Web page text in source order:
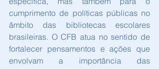
cumprimento de políticas públicas no
âmbito das bibliotecas escolares
brasileiras. O CFB atua no sentido de
fortalecer pensamentos e ações que
envolvam a importância das